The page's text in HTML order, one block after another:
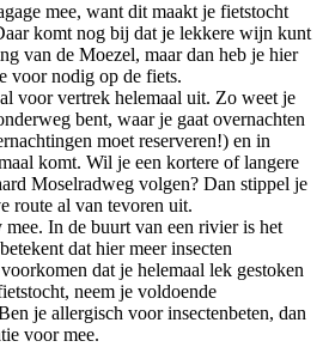
mee, want dit maakt je fietstocht
komt nog bij dat je lekkere wijn kunt
van de Moezel, maar dan heb je hier
voor nodig op de fiets.
voor vertrek helemaal uit. Zo weet je
bent, waar je gaat overnachten
moet reserveren!) en in
komt. Wil je een kortere of langere
Moselradweg volgen? Dan stippel je
route al van tevoren uit.
mee. In de buurt van een rivier is het
dat hier meer insecten
dat je helemaal lek gestoken
neem je voldoende
je allergisch voor insectenbeten, dan
voor mee.